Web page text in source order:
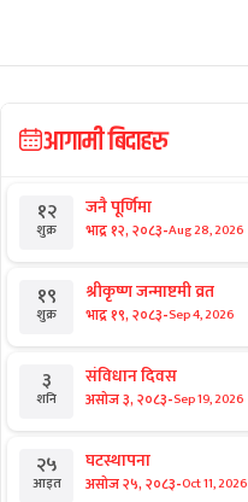
आगामी बिदाहरु
१२
शुक्र
जनै पूर्णिमा
भाद्र १२, २०८३-Aug 28, 2026
१९
शुक्र
श्रीकृष्ण जन्माष्टमी व्रत
भाद्र १९, २०८३-Sep 4, 2026
३
शनि
संविधान दिवस
असोज ३, २०८३-Sep 19, 2026
२५
आइत
घटस्थापना
असोज २५, २०८३-Oct 11, 2026